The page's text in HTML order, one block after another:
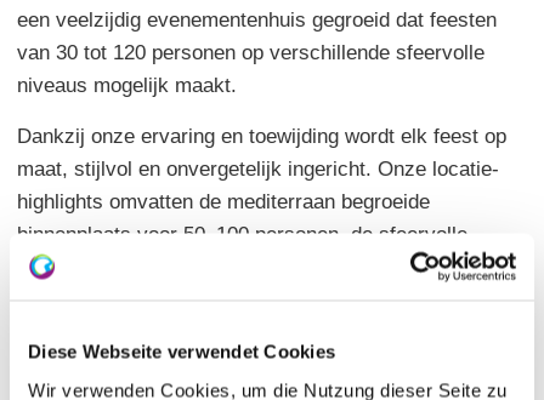
Diese Webseite verwendet Cookies
Wir verwenden Cookies, um die Nutzung dieser Seite zu
een veelzijdig evenementenhuis gegroeid dat feesten
van 30 tot 120 personen op verschillende sfeervolle
niveaus mogelijk maakt.
Dankzij onze ervaring en toewijding wordt elk feest op
maat, stijlvol en onvergetelijk ingericht. Onze locatie-
highlights omvatten de mediterraan begroeide
binnenplaats voor 50–100 personen, de sfeervolle
schuur „Tenne“ voor maximaal 120 gasten en het
huwelijken in de openlucht biedt ons uitgestrekte park